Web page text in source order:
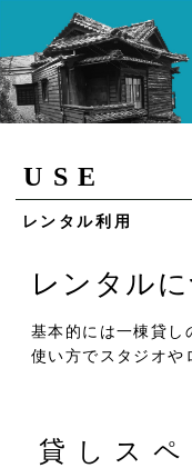
USE
レンタル利用
レンタル
基本的には一棟貸し
使い方でスタジオや
貸しス